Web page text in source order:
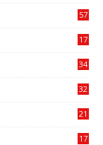
57
17
34
32
21
17